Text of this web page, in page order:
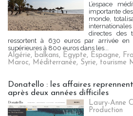
L’espace
importante
monde,
directes des
ressortent à 630 euros par arrivée en
supérieures à 800 euros dans les...
Algérie, balkans, Egypte, Espagne,
Maroc, Méditerranée, Syrie, tourisme
Donatello : les affaires
après deux années difficiles
Laury-Anne
Production